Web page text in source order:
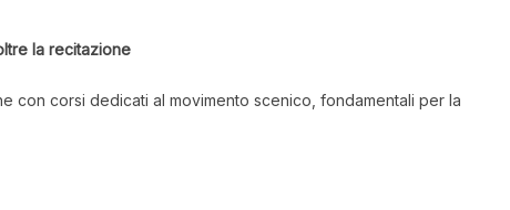
la recitazione
con corsi dedicati al movimento scenico, fondamentali per la